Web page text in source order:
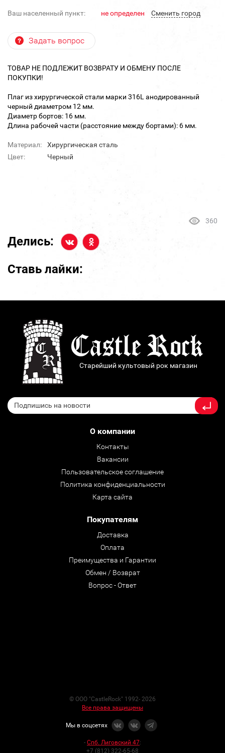
Ваш населенный пункт: не определен Cменить город
Задать вопрос
ТОВАР НЕ ПОДЛЕЖИТ ВОЗВРАТУ И ОБМЕНУ ПОСЛЕ
ПОКУПКИ!
Плаг из хирургической стали марки 316L анодированный
черный диаметром 12 мм.
Диаметр бортов: 16 мм.
Длина рабочей части (расстояние между бортами): 6 мм.
Материал:
Хирургическая сталь
Цвет:
Черный
360
Делись:
Ставь лайки:
Старейший культовый рок магазин
О компании
Контакты
Вакансии
Пользовательское соглашение
Политика конфиденциальности
Карта сайта
Покупателям
Доставка
Оплата
Преимущества и Гарантии
Обмен / Возврат
Вопрос - Ответ
© ООО "CastleRock" 1992- 2026
Все права защищены
Мы в соцсетях
- Спб. Лиговский 47:
+7 (812) 322-65-68